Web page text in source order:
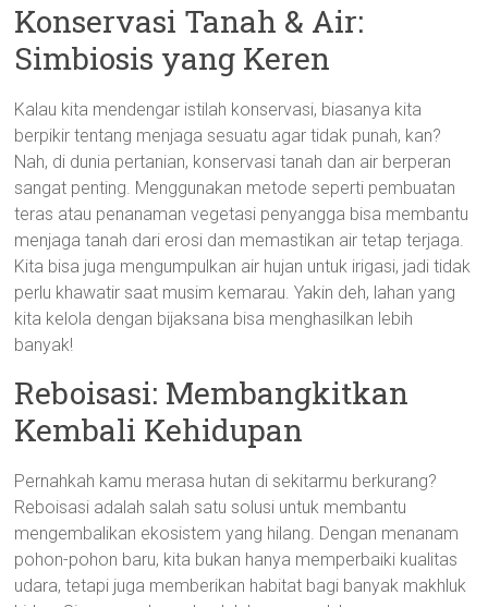
Konservasi Tanah & Air:
Simbiosis yang Keren
Kalau kita mendengar istilah konservasi, biasanya kita
berpikir tentang menjaga sesuatu agar tidak punah, kan?
Nah, di dunia pertanian, konservasi tanah dan air berperan
sangat penting. Menggunakan metode seperti pembuatan
teras atau penanaman vegetasi penyangga bisa membantu
menjaga tanah dari erosi dan memastikan air tetap terjaga.
Kita bisa juga mengumpulkan air hujan untuk irigasi, jadi tidak
perlu khawatir saat musim kemarau. Yakin deh, lahan yang
kita kelola dengan bijaksana bisa menghasilkan lebih
banyak!
Reboisasi: Membangkitkan
Kembali Kehidupan
Pernahkah kamu merasa hutan di sekitarmu berkurang?
Reboisasi adalah salah satu solusi untuk membantu
mengembalikan ekosistem yang hilang. Dengan menanam
pohon-pohon baru, kita bukan hanya memperbaiki kualitas
udara, tetapi juga memberikan habitat bagi banyak makhluk